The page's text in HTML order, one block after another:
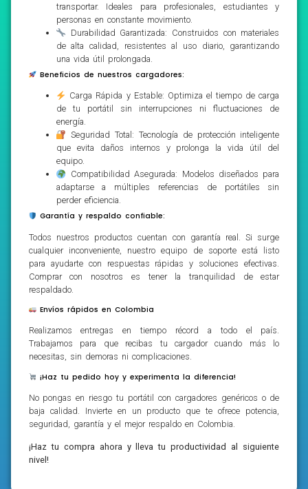
transportar. Ideales para profesionales, estudiantes y
personas en constante movimiento.
Durabilidad Garantizada: Construidos con materiales
de alta calidad, resistentes al uso diario, garantizando
una vida útil prolongada.
Beneficios de nuestros cargadores:
Carga Rápida y Estable: Optimiza el tiempo de carga
de tu portátil sin interrupciones ni fluctuaciones de
energía.
Seguridad Total: Tecnología de protección inteligente
que evita daños internos y prolonga la vida útil del
equipo.
Compatibilidad Asegurada: Modelos diseñados para
adaptarse a múltiples referencias de portátiles sin
perder eficiencia.
Garantía y respaldo confiable:
Todos nuestros productos cuentan con garantía real. Si surge
cualquier inconveniente, nuestro equipo de soporte está listo
para ayudarte con respuestas rápidas y soluciones efectivas.
Comprar con nosotros es tener la tranquilidad de estar
respaldado.
Envíos rápidos en Colombia
Realizamos entregas en tiempo récord a todo el país.
Trabajamos para que recibas tu cargador cuando más lo
necesitas, sin demoras ni complicaciones.
¡Haz tu pedido hoy y experimenta la diferencia!
No pongas en riesgo tu portátil con cargadores genéricos o de
baja calidad. Invierte en un producto que te ofrece potencia,
seguridad, garantía y el mejor respaldo en Colombia.
¡Haz tu compra ahora y lleva tu productividad al siguiente
nivel!